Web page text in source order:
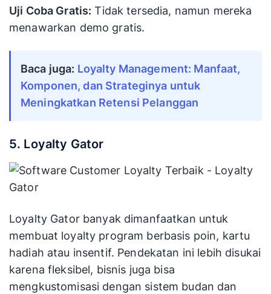
Uji Coba Gratis: Tidak tersedia, namun mereka
menawarkan demo gratis.
Baca juga: Loyalty Management: Manfaat,
Komponen, dan Strateginya untuk
Meningkatkan Retensi Pelanggan
5. Loyalty Gator
Loyalty Gator banyak dimanfaatkan untuk
membuat loyalty program berbasis poin, kartu
hadiah atau insentif. Pendekatan ini lebih disukai
karena fleksibel, bisnis juga bisa
mengkustomisasi dengan sistem budan dan